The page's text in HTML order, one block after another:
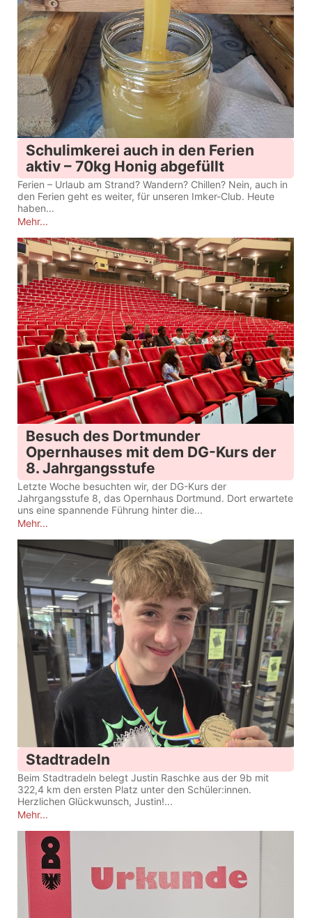
Schulimkerei auch in den Ferien
aktiv – 70kg Honig abgefüllt
Ferien – Urlaub am Strand? Wandern? Chillen? Nein, auch in
den Ferien geht es weiter, für unseren Imker-Club. Heute
haben...
Mehr...
Besuch des Dortmunder
Opernhauses mit dem DG-Kurs der
8. Jahrgangsstufe
Letzte Woche besuchten wir, der DG-Kurs der
Jahrgangsstufe 8, das Opernhaus Dortmund. Dort erwartete
uns eine spannende Führung hinter die...
Mehr...
Stadtradeln
Beim Stadtradeln belegt Justin Raschke aus der 9b mit
322,4 km den ersten Platz unter den Schüler:innen.
Herzlichen Glückwunsch, Justin!...
Mehr...